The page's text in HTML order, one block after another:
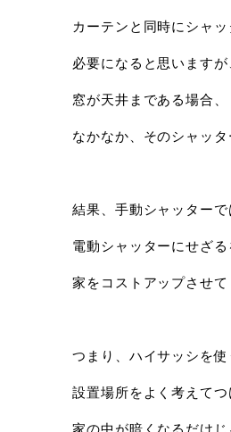
カーテンと同時にシャ
必要になると思いますが
窓が天井まである場合、
なかなか、そのシャッタ
結果、手動シャッターで
電動シャッターにせざる
家をコストアップさせて
つまり、ハイサッシを使
設置場所をよく考えてつ
家の中が暗くなるだけじ